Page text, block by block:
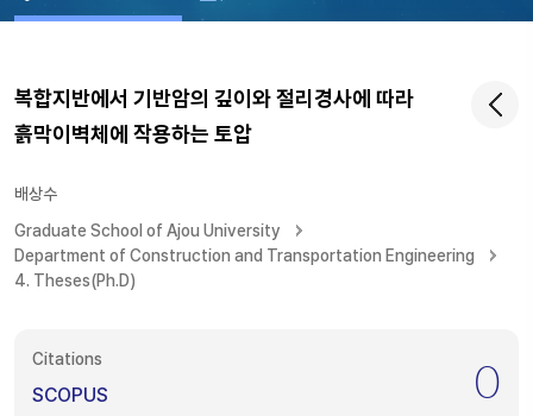
복합지반에서 기반암의 깊이와 절리경사에 따라
흙막이벽체에 작용하는 토압
배상수
Graduate School of Ajou University
Department of Construction and Transportation Engineering
4. Theses(Ph.D)
Citations
SCOPUS 0